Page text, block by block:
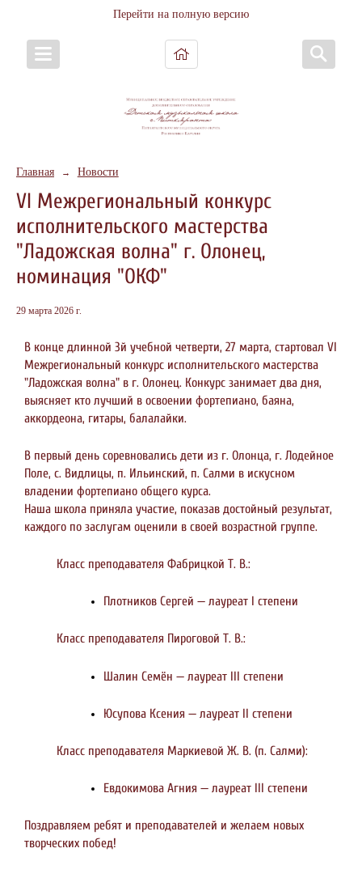
Перейти на полную версию
Главная → Новости
VI Межрегиональный конкурс
исполнительского мастерства
"Ладожская волна" г. Олонец,
номинация "ОКФ"
29 марта 2026 г.
В конце длинной 3й учебной четверти, 27 марта, стартовал VI
Межрегиональный конкурс исполнительского мастерства
"Ладожская волна" в г. Олонец. Конкурс занимает два дня,
выясняет кто лучший в освоении фортепиано, баяна,
аккордеона, гитары, балалайки.
В первый день соревновались дети из г. Олонца, г. Лодейное
Поле, с. Видлицы, п. Ильинский, п. Салми в искусном
владении фортепиано общего курса.
Наша школа приняла участие, показав достойный результат,
каждого по заслугам оценили в своей возрастной группе.
Класс преподавателя Фабрицкой Т. В.:
Плотников Сергей — лауреат I степени
Класс преподавателя Пироговой Т. В.:
Шалин Семён — лауреат lll степени
Юсупова Ксения — лауреат II степени
Класс преподавателя Маркиевой Ж. В. (п. Салми):
Евдокимова Агния — лауреат III степени
Поздравляем ребят и преподавателей и желаем новых
творческих побед!